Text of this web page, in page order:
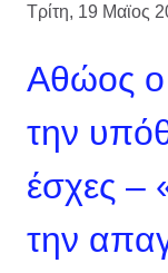
Τρίτη, 19 Μαϊος
Αθώος ο
την
έσχες –
την